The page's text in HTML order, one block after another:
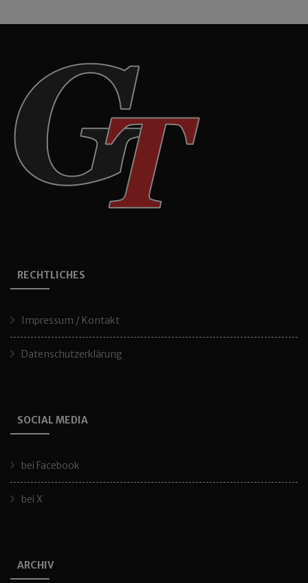
RECHTLICHES
Impressum / Kontakt
Datenschutzerklärung
SOCIAL MEDIA
bei Facebook
bei X
ARCHIV